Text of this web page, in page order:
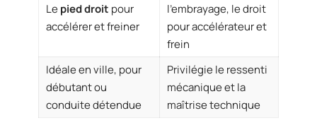
Lepied droit pour
accélérer et freiner
l’embrayage, le droit
pour accélérateur et
frein
Idéale en ville, pour
débutant ou
conduite détendue
Privilégie le ressenti
mécanique et la
maîtrise technique